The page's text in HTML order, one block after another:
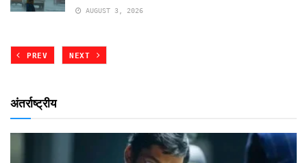
AUGUST 3, 2026
PREV NEXT
अंतर्राष्ट्रीय